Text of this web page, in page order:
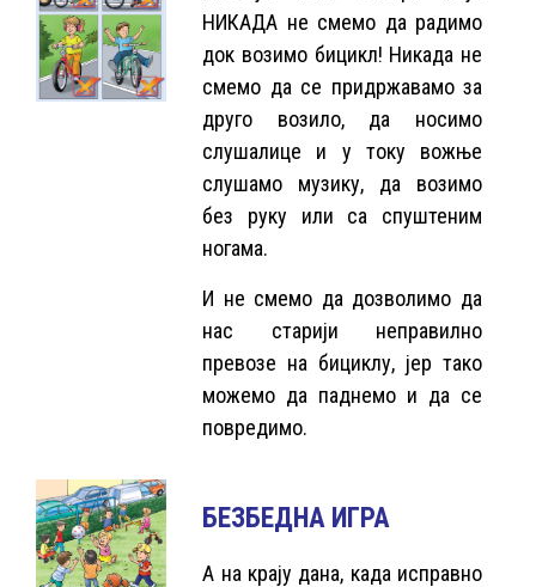
НИКАДА не смемо да радимо
док возимо бицикл! Никада не
смемо да се придржавамо за
друго возило, да носимо
слушалице и у току вожње
слушамо музику, да возимо
без руку или са спуштеним
ногама.
И не смемо да дозволимо да
нас старији неправилно
превозе на бициклу, јер тако
можемо да паднемо и да се
повредимо.
БЕЗБЕДНА ИГРА
А на крају дана, када исправно